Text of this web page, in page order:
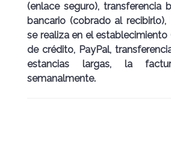
(enlace seguro), transferencia
bancario (cobrado al recibirlo),
se realiza en el
de crédito, PayPal,
estancias largas, la
semanalmente.